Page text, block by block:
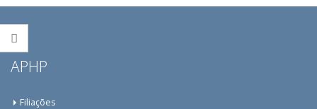
APHP
Filiações